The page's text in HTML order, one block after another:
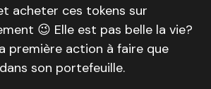
acheter ces tokens sur
😉 Elle est pas belle la vie?
première action à faire que
son portefeuille.